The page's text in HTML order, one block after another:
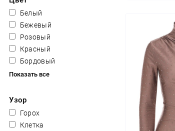
Белый
Бежевый
Розовый
Красный
Бордовый
Показать все
Узор
Горох
Клетка